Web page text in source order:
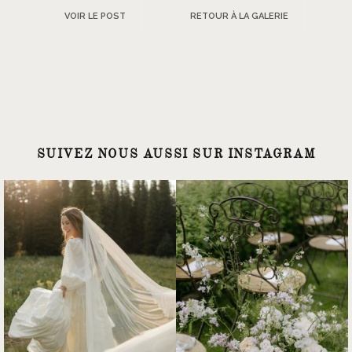
VOIR LE POST RETOUR À LA GALERIE
SUIVEZ NOUS AUSSI SUR INSTAGRAM